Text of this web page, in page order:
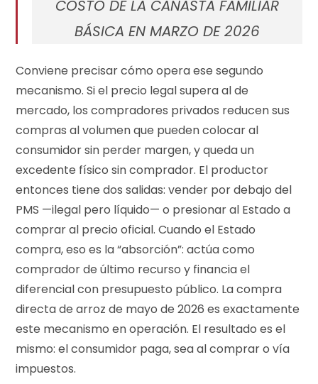
COSTO DE LA CANASTA FAMILIAR
BÁSICA EN MARZO DE 2026
Conviene precisar cómo opera ese segundo
mecanismo. Si el precio legal supera al de
mercado, los compradores privados reducen sus
compras al volumen que pueden colocar al
consumidor sin perder margen, y queda un
excedente físico sin comprador. El productor
entonces tiene dos salidas: vender por debajo del
PMS —ilegal pero líquido— o presionar al Estado a
comprar al precio oficial. Cuando el Estado
compra, eso es la “absorción”: actúa como
comprador de último recurso y financia el
diferencial con presupuesto público. La compra
directa de arroz de mayo de 2026 es exactamente
este mecanismo en operación. El resultado es el
mismo: el consumidor paga, sea al comprar o vía
impuestos.